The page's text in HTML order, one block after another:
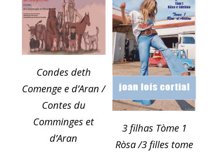
Condes deth
Comenge e d’Aran /
Contes du
Comminges et
d’Aran
3 filhas Tòme 1
Ròsa /3 filles tome